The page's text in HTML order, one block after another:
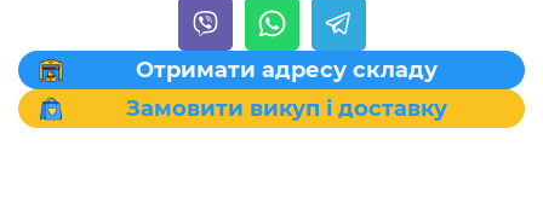
Отримати адресу складу
Замовити викуп і доставку